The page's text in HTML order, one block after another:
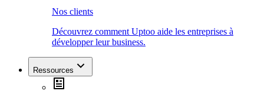
Nos clients
Découvrez comment Uptoo aide les entreprises à
développer leur business.
Ressources